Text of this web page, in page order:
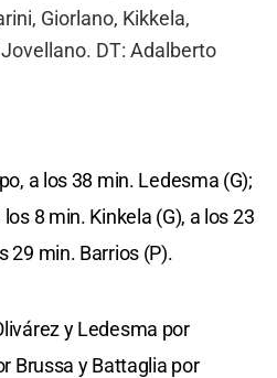
Giorlano, Kikkela,
DT: Adalberto
a los 38 min. Ledesma (G);
8 min. Kinkela (G), a los 23
29 min. Barrios (P).
y Ledesma por
Brussa y Battaglia por